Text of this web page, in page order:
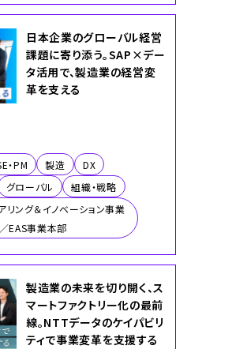
・PM 製造
DX
グローバル
組織・戦略
リング＆イノベーション事業
EAS事業本部
日本企業のグローバル経営
課題に寄り添う。SAP×デー
タ活用で、製造業の経営変
革を支える
製造業の未来を切り開く、ス
マートファクトリー化の最前
線。NTTデータのケイパビリ
ティで事業変革を支援する